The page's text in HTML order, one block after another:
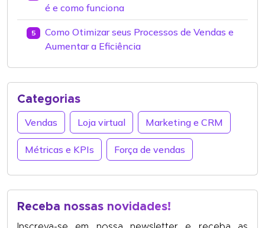
é e como funciona
5
Como Otimizar seus Processos de Vendas e
Aumentar a Eficiência
Categorias
Vendas
Loja virtual Marketing e CRM
Métricas e KPIs Força de vendas
Receba nossas novidades!